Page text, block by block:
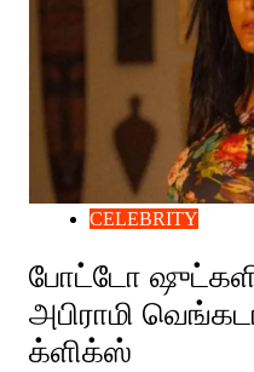
CELEBRITY
போட்டோ
அபிராமி
க்ளிக்ஸ்